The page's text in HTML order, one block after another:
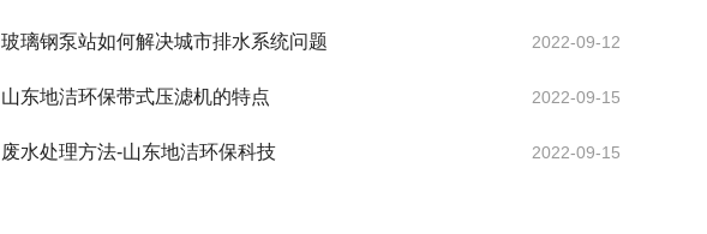
2022-09-12
玻璃钢泵站如何解决城市排水系统问题
2022-09-15
山东地洁环保带式压滤机的特点
2022-09-15
废水处理方法-山东地洁环保科技